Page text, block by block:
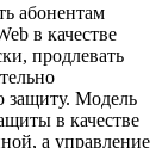
абонентам
в качестве
продлевать
защиту. Модель
в качестве
а управление